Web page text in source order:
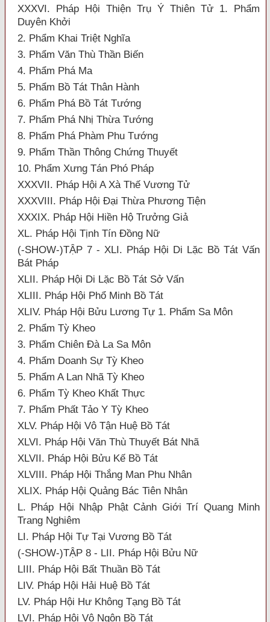
XXXVI. Pháp Hội Thiện Trụ Ý Thiên Tử 1. Phẩm
Duyên Khởi
2. Phẩm Khai Triệt Nghĩa
3. Phẩm Văn Thù Thần Biến
4. Phẩm Phá Ma
5. Phẩm Bồ Tát Thân Hành
6. Phẩm Phá Bồ Tát Tướng
7. Phẩm Phá Nhị Thừa Tướng
8. Phẩm Phá Phàm Phu Tướng
9. Phẩm Thần Thông Chứng Thuyết
10. Phẩm Xưng Tán Phó Pháp
XXXVII. Pháp Hội A Xà Thế Vương Tử
XXXVIII. Pháp Hội Đại Thừa Phương Tiện
XXXIX. Pháp Hội Hiền Hộ Trưởng Giả
XL. Pháp Hội Tịnh Tín Đồng Nữ
(-SHOW-)TẬP 7 - XLI. Pháp Hội Di Lặc Bồ Tát Vấn
Bát Pháp
XLII. Pháp Hội Di Lặc Bồ Tát Sở Vấn
XLIII. Pháp Hội Phổ Minh Bồ Tát
XLIV. Pháp Hội Bửu Lương Tự 1. Phẩm Sa Môn
2. Phẩm Tỳ Kheo
3. Phẩm Chiên Đà La Sa Môn
4. Phẩm Doanh Sự Tỳ Kheo
5. Phẩm A Lan Nhã Tỳ Kheo
6. Phẩm Tỳ Kheo Khất Thực
7. Phẩm Phất Tảo Y Tỳ Kheo
XLV. Pháp Hội Vô Tận Huệ Bồ Tát
XLVI. Pháp Hội Văn Thù Thuyết Bát Nhã
XLVII. Pháp Hội Bửu Kế Bồ Tát
XLVIII. Pháp Hội Thắng Man Phu Nhân
XLIX. Pháp Hội Quảng Bác Tiên Nhân
L. Pháp Hội Nhập Phật Cảnh Giới Trí Quang Minh
Trang Nghiêm
LI. Pháp Hội Tự Tại Vương Bồ Tát
(-SHOW-)TẬP 8 - LII. Pháp Hội Bửu Nữ
LIII. Pháp Hội Bất Thuần Bồ Tát
LIV. Pháp Hội Hải Huệ Bồ Tát
LV. Pháp Hội Hư Không Tạng Bồ Tát
LVI. Pháp Hội Vô Ngôn Bồ Tát